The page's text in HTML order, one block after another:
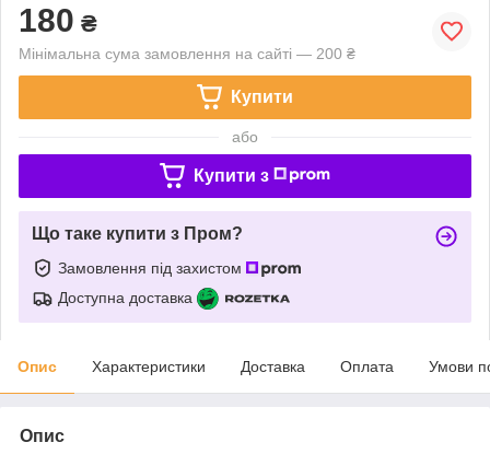
180 ₴
Мінімальна сума замовлення на сайті — 200 ₴
Купити
або
Купити з
Що таке купити з Пром?
Замовлення під захистом
Доступна доставка
Опис Характеристики Доставка Оплата Умови
Опис